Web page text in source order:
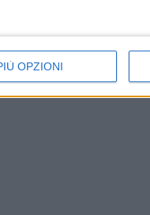
OPZIONI